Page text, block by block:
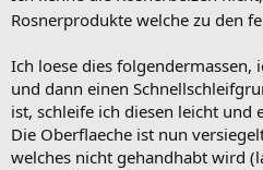
Rosnerprodukte welche zu den
Ich loese dies folgendermassen,
und dann einen
ist, schleife ich diesen leicht und
Die Oberflaeche ist nun
welches nicht gehandhabt wird